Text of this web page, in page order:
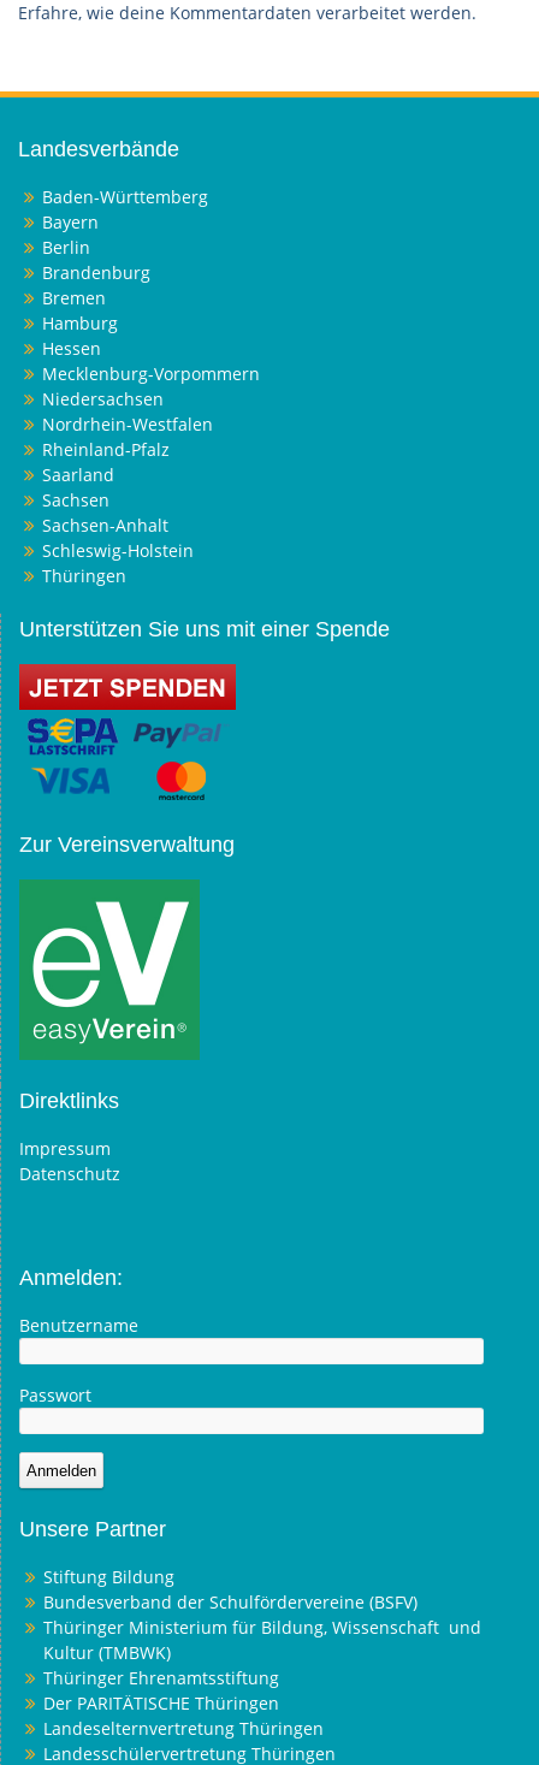
Erfahre, wie deine Kommentardaten verarbeitet werden.
Landesverbände
Baden-Württemberg
Bayern
Berlin
Brandenburg
Bremen
Hamburg
Hessen
Mecklenburg-Vorpommern
Niedersachsen
Nordrhein-Westfalen
Rheinland-Pfalz
Saarland
Sachsen
Sachsen-Anhalt
Schleswig-Holstein
Thüringen
Unterstützen Sie uns mit einer Spende
Zur Vereinsverwaltung
Direktlinks
Impressum
Datenschutz
Anmelden:
Benutzername
Passwort
Unsere Partner
Stiftung Bildung
Bundesverband der Schulfördervereine (BSFV)
Thüringer Ministerium für Bildung, Wissenschaft und
Kultur (TMBWK)
Thüringer Ehrenamtsstiftung
Der PARITÄTISCHE Thüringen
Landeselternvertretung Thüringen
Landesschülervertretung Thüringen